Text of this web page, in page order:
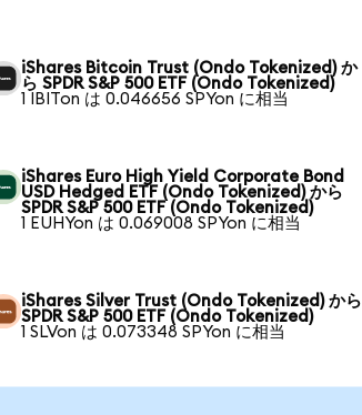
iShares Bitcoin Trust (Ondo Tokenized) か
ら SPDR S&P 500 ETF (Ondo Tokenized)
1 IBITon は 0.046656 SPYon に相当
iShares Euro High Yield Corporate Bond
USD Hedged ETF (Ondo Tokenized) から
SPDR S&P 500 ETF (Ondo Tokenized)
1 EUHYon は 0.069008 SPYon に相当
iShares Silver Trust (Ondo Tokenized) から
SPDR S&P 500 ETF (Ondo Tokenized)
1 SLVon は 0.073348 SPYon に相当